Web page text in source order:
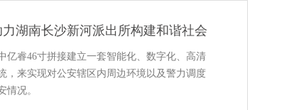
湖南长沙新河派出所构建和谐社会
亿睿46寸拼接建立一套智能化、数字化、高清
，来实现对公安辖区内周边环境以及警力调度
情况。